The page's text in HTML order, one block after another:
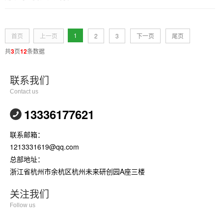
首页 上一页 1 2 3 下一页
尾页
共3页12条数据
联系我们
Contact us
13336177621
联系邮箱：
1213331619@qq.com
总部地址：
浙江省杭州市余杭区杭州未来研创园A座三楼
关注我们
Follow us